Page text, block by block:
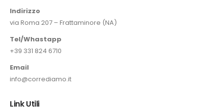
Indirizzo
via Roma 207 – Frattaminore (NA)
Tel/Whastapp
+39 331 824 6710
Email
info@corrediamo.it
Link Utili